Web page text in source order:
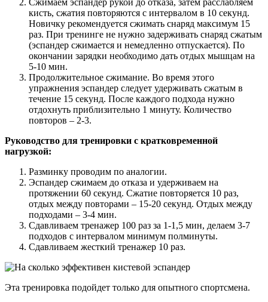
Сжимаем эспандер рукой до отказа, затем расслабляем
кисть, сжатия повторяются с интервалом в 10 секунд.
Новичку рекомендуется сжимать снаряд максимум 15
раз. При тренинге не нужно задерживать снаряд сжатым
(эспандер сжимается и немедленно отпускается). По
окончании зарядки необходимо дать отдых мышцам на
5-10 мин.
Продолжительное сжимание. Во время этого
упражнения эспандер следует удерживать сжатым в
течение 15 секунд. После каждого подхода нужно
отдохнуть приблизительно 1 минуту. Количество
повторов – 2-3.
Руководство для тренировки с кратковременной
нагрузкой:
Разминку проводим по аналогии.
Эспандер сжимаем до отказа и удерживаем на
протяжении 60 секунд. Сжатие повторяется 10 раз,
отдых между повторами – 15-20 секунд. Отдых между
подходами – 3-4 мин.
Сдавливаем тренажер 100 раз за 1-1,5 мин, делаем 3-7
подходов с интервалом минимум полминуты.
Сдавливаем жесткий тренажер 10 раз.
Эта тренировка подойдет только для опытного спортсмена.